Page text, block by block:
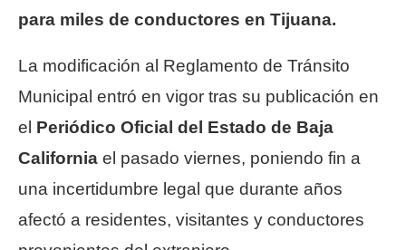
para miles de conductores en Tijuana.
La modificación al Reglamento de Tránsito
Municipal entró en vigor tras su publicación en
el Periódico Oficial del Estado de Baja
California el pasado viernes, poniendo fin a
una incertidumbre legal que durante años
afectó a residentes, visitantes y conductores